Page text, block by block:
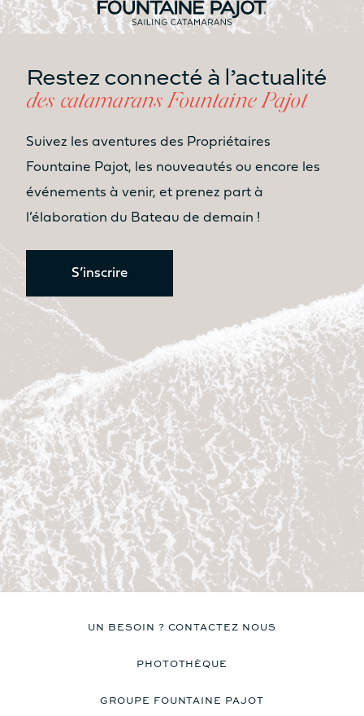
Restez connecté à l’actualité
des catamarans Fountaine Pajot
Suivez les aventures des Propriétaires
Fountaine Pajot, les nouveautés ou encore les
événements à venir, et prenez part à
l’élaboration du Bateau de demain !
S’inscrire
UN BESOIN ? CONTACTEZ NOUS
PHOTOTHÈQUE
GROUPE FOUNTAINE PAJOT